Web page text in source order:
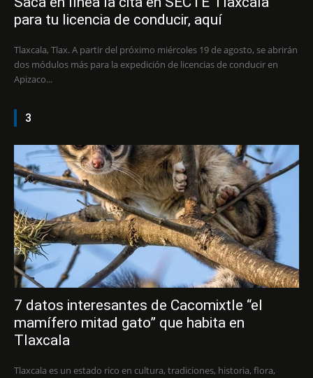
para tu licencia de conducir, aquí
Tlaxcala, Tlax. A partir del próximo miércoles 19 de agosto, se abrirán
dos módulos más para la expedición de licencias de conducir en
Apizaco...
3
7 datos interesantes de Cacomixtle “el
mamífero mitad gato” que habita en
Tlaxcala
Tlaxcala es un estado rico en cultura, tradiciones, historia, flora,